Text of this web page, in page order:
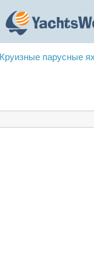
Круизные парусные